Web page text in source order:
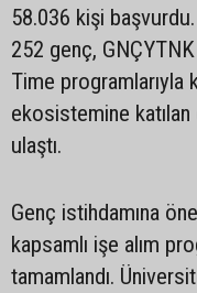
58.036 kişi
252 genç,
Time programlarıyla
ekosistemine katılan
ulaştı.
Genç istihdamına
kapsamlı işe alım
tamamlandı.